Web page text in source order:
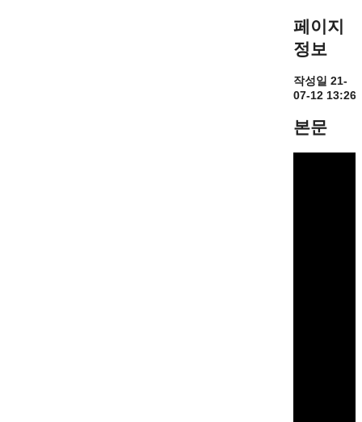
페이지
정보
작성일 21-
07-12 13:26
본문